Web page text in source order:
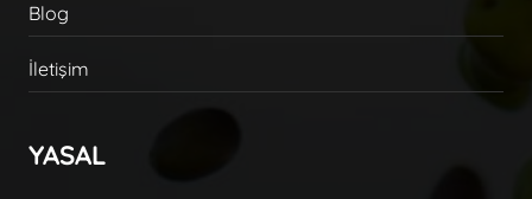
Blog
İletişim
YASAL